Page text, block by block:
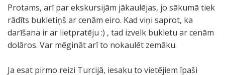
Protams, arī par ekskursijām jākaulējas, jo sākumā tiek
rādīts bukletiņš ar cenām eiro. Kad viņi saprot, ka
darīšana ir ar lietpratēju :) , tad izvelk bukletu ar cenām
dolāros. Var mēgināt arī to nokaulēt zemāku.
Ja esat pirmo reizi Turcijā, iesaku to vietējiem īpaši